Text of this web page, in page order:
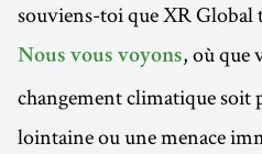
souviens-toi que XR
Nous vous voyons, où que
changement climatique soit
lointaine ou une menace